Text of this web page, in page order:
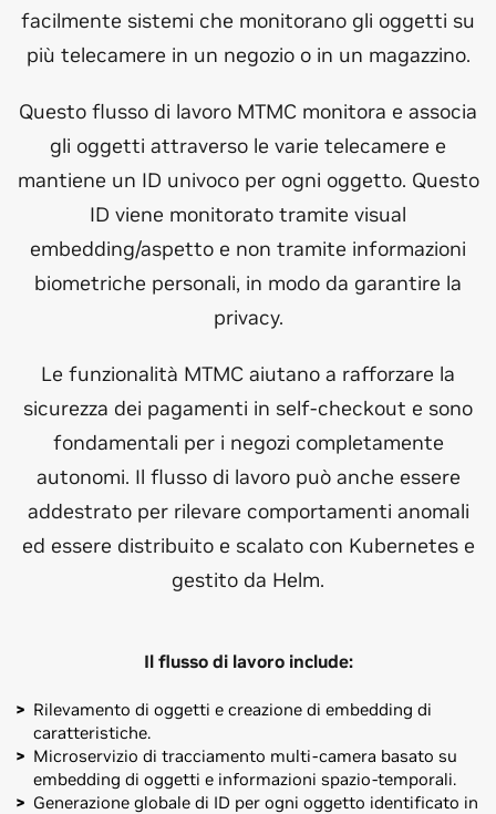
facilmente sistemi che monitorano gli oggetti su
più telecamere in un negozio o in un magazzino.
Questo flusso di lavoro MTMC monitora e associa
gli oggetti attraverso le varie telecamere e
mantiene un ID univoco per ogni oggetto. Questo
ID viene monitorato tramite visual
embedding/aspetto e non tramite informazioni
biometriche personali, in modo da garantire la
privacy.
Le funzionalità MTMC aiutano a rafforzare la
sicurezza dei pagamenti in self-checkout e sono
fondamentali per i negozi completamente
autonomi. Il flusso di lavoro può anche essere
addestrato per rilevare comportamenti anomali
ed essere distribuito e scalato con Kubernetes e
gestito da Helm.
Il flusso di lavoro include:
Rilevamento di oggetti e creazione di embedding di
caratteristiche.
Microservizio di tracciamento multi-camera basato su
embedding di oggetti e informazioni spazio-temporali.
Generazione globale di ID per ogni oggetto identificato in